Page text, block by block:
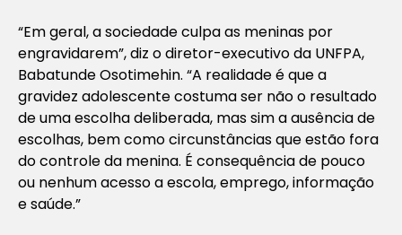
“Em geral, a sociedade culpa as meninas por
engravidarem”, diz o diretor-executivo da UNFPA,
Babatunde Osotimehin. “A realidade é que a
gravidez adolescente costuma ser não o resultado
de uma escolha deliberada, mas sim a ausência de
escolhas, bem como circunstâncias que estão fora
do controle da menina. É consequência de pouco
ou nenhum acesso a escola, emprego, informação
e saúde.”